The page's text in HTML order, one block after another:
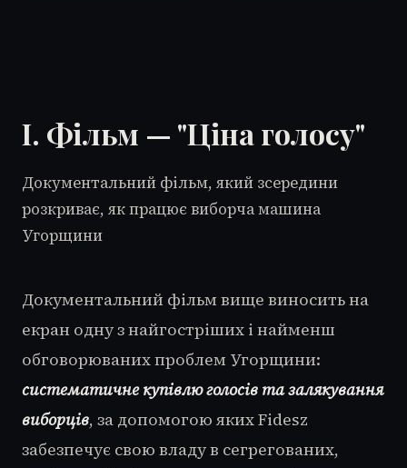
I. Фільм — "Ціна голосу"
Документальний фільм, який зсередини
розкриває, як працює виборча машина
Угорщини
Документальний фільм вище виносить на
екран одну з найгостріших і найменш
обговорюваних проблем Угорщини:
систематичне купівлю голосів та залякування
виборців, за допомогою яких Fidesz
забезпечує свою владу в сегрегованих,